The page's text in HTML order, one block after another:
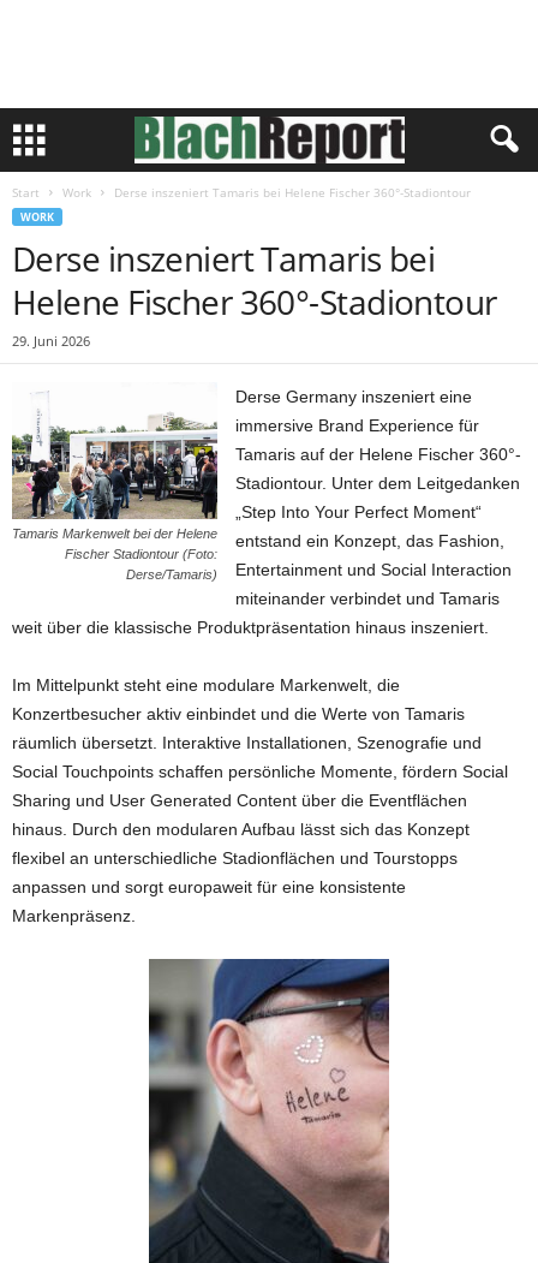
Start Work Derse inszeniert Tamaris bei Helene Fischer 360°-Stadiontour
WORK
Derse inszeniert Tamaris bei
Helene Fischer 360°-Stadiontour
29. Juni 2026
Tamaris Markenwelt bei der Helene
Fischer Stadiontour (Foto:
Derse/Tamaris)
Derse Germany inszeniert eine
immersive Brand Experience für
Tamaris auf der Helene Fischer 360°-
Stadiontour. Unter dem Leitgedanken
„Step Into Your Perfect Moment“
entstand ein Konzept, das Fashion,
Entertainment und Social Interaction
miteinander verbindet und Tamaris
weit über die klassische Produktpräsentation hinaus inszeniert.
Im Mittelpunkt steht eine modulare Markenwelt, die
Konzertbesucher aktiv einbindet und die Werte von Tamaris
räumlich übersetzt. Interaktive Installationen, Szenografie und
Social Touchpoints schaffen persönliche Momente, fördern Social
Sharing und User Generated Content über die Eventflächen
hinaus. Durch den modularen Aufbau lässt sich das Konzept
flexibel an unterschiedliche Stadionflächen und Tourstopps
anpassen und sorgt europaweit für eine konsistente
Markenpräsenz.